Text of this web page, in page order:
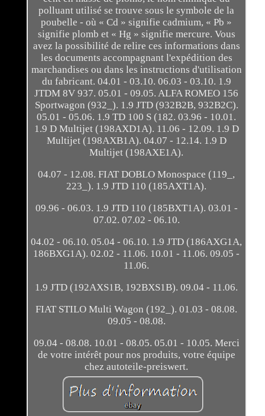
polluant utilisé se trouve sous le symbole de la
poubelle - où « Cd » signifie cadmium, « Pb »
signifie plomb et « Hg » signifie mercure. Vous
avez la possibilité de relire ces informations dans
les documents accompagnant l'expédition des
marchandises ou dans les instructions d'utilisation
du fabricant. 04.01 - 03.10. 06.03 - 03.10. 1.9
JTDM 8V 937. 05.01 - 09.05. ALFA ROMEO 156
Sportwagon (932_). 1.9 JTD (932B2B, 932B2C).
05.01 - 05.06. 1.9 TD 100 S (182. 03.96 - 10.01.
1.9 D Multijet (198AXD1A). 11.06 - 12.09. 1.9 D
Multijet (198AXB1A). 04.07 - 12.14. 1.9 D
Multijet (198AXE1A).
04.07 - 12.08. FIAT DOBLO Monospace (119_,
223_). 1.9 JTD 110 (185AXT1A).
09.96 - 06.03. 1.9 JTD 110 (185BXT1A). 03.01 -
07.02. 07.02 - 06.10.
04.02 - 06.10. 05.04 - 06.10. 1.9 JTD (186AXG1A,
186BXG1A). 02.02 - 11.06. 10.01 - 11.06. 09.05 -
11.06.
1.9 JTD (192AXS1B, 192BXS1B). 09.04 - 11.06.
FIAT STILO Multi Wagon (192_). 01.03 - 08.08.
09.05 - 08.08.
09.04 - 08.08. 10.01 - 08.05. 05.01 - 10.05. Merci
de votre intérêt pour nos produits, votre équipe
chez autoteile-preiswert.